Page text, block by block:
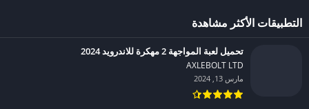
التطبيقات الأكثر مشاهدة
تحميل لعبة المواجهة 2 مهكرة للاندرويد 2024
AXLEBOLT LTD‏
مارس 13, 2024